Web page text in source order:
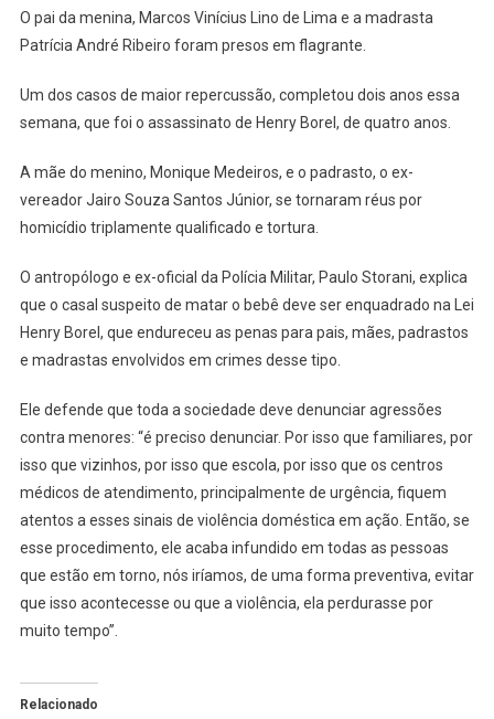
O pai da menina, Marcos Vinícius Lino de Lima e a madrasta
Patrícia André Ribeiro foram presos em flagrante.
Um dos casos de maior repercussão, completou dois anos essa
semana, que foi o assassinato de Henry Borel, de quatro anos.
A mãe do menino, Monique Medeiros, e o padrasto, o ex-
vereador Jairo Souza Santos Júnior, se tornaram réus por
homicídio triplamente qualificado e tortura.
O antropólogo e ex-oficial da Polícia Militar, Paulo Storani, explica
que o casal suspeito de matar o bebê deve ser enquadrado na Lei
Henry Borel, que endureceu as penas para pais, mães, padrastos
e madrastas envolvidos em crimes desse tipo.
Ele defende que toda a sociedade deve denunciar agressões
contra menores: “é preciso denunciar. Por isso que familiares, por
isso que vizinhos, por isso que escola, por isso que os centros
médicos de atendimento, principalmente de urgência, fiquem
atentos a esses sinais de violência doméstica em ação. Então, se
esse procedimento, ele acaba infundido em todas as pessoas
que estão em torno, nós iríamos, de uma forma preventiva, evitar
que isso acontecesse ou que a violência, ela perdurasse por
muito tempo”.
Relacionado